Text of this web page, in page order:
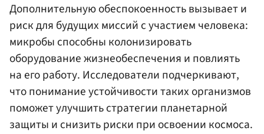
Дополнительную обеспокоенность вызывает и
риск для будущих миссий с участием человека:
микробы способны колонизировать
оборудование жизнеобеспечения и повлиять
на его работу. Исследователи подчеркивают,
что понимание устойчивости таких организмов
поможет улучшить стратегии планетарной
защиты и снизить риски при освоении космоса.